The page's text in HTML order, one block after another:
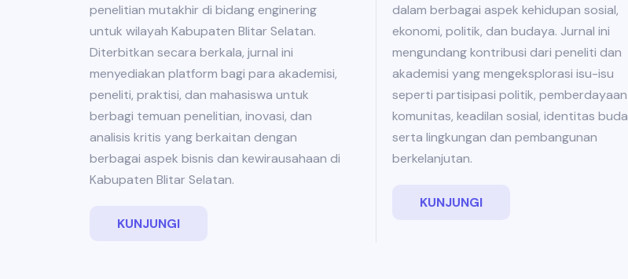
penelitian mutakhir di bidang enginering
untuk wilayah Kabupaten Blitar Selatan.
Diterbitkan secara berkala, jurnal ini
menyediakan platform bagi para akademisi,
peneliti, praktisi, dan mahasiswa untuk
berbagi temuan penelitian, inovasi, dan
analisis kritis yang berkaitan dengan
berbagai aspek bisnis dan kewirausahaan di
Kabupaten Blitar Selatan.
KUNJUNGI
dalam berbagai aspek kehidupan sosial,
ekonomi, politik, dan budaya. Jurnal ini
mengundang kontribusi dari peneliti dan
akademisi yang mengeksplorasi isu-isu
seperti partisipasi politik, pemberdayaan
komunitas, keadilan sosial, identitas
serta lingkungan dan pembangunan
berkelanjutan.
KUNJUNGI